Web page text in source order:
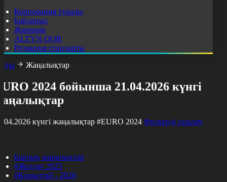
Корпорация туралы
Байланыс
Жарнама
ALTYN QOR
Редакция стандарты
Жаңалықтар
2024 бойынша 21.04.2026 күнгі
күнгі жаңалықтар #EURO 2024 Фильтрді тазалау
Барлық жаңалықтар
#Жолдау 2025
#Құрылтай - 2026